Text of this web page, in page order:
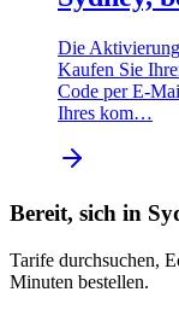
Die
Kaufen Sie
Code per E-
Ihres kom…
Bereit, sich in
Tarife durchsuchen,
Minuten bestellen.